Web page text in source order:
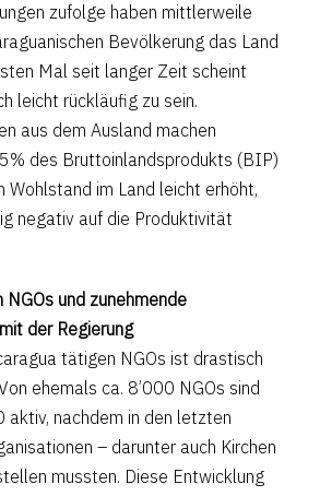
zufolge haben mittlerweile
Bevölkerung das Land
Mal seit langer Zeit scheint
leicht rückläufig zu sein.
aus dem Ausland machen
des Bruttoinlandsprodukts (BIP)
Wohlstand im Land leicht erhöht,
negativ auf die Produktivität
NGOs und zunehmende
der Regierung
tätigen NGOs ist drastisch
ehemals ca. 8’000 NGOs sind
aktiv, nachdem in den letzten
– darunter auch Kirchen
mussten. Diese Entwicklung